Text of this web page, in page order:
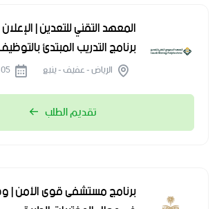
المعهد التقني للتعدين |
برنامج التدريب المبتدئ
الرياض - عفيف - ينبع
تقديم الطلب
برنامج مستشفى قوى الأمن |